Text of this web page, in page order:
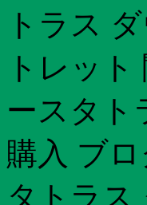
トラス
トレッ
ースタト
購入 ブ
タトラス